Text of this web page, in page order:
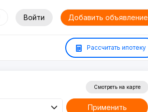
Войти Добавить объявление
Рассчитать ипотеку
Смотреть на карте
Применить